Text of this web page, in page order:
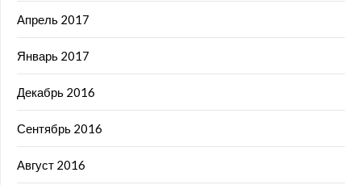
Апрель 2017
Январь 2017
Декабрь 2016
Сентябрь 2016
Август 2016